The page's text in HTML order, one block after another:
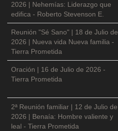
2026 | Nehemías: Liderazgo que
edifica - Roberto Stevenson E.
Reunión "Sé Sano" | 18 de Julio de
2026 | Nueva vida Nueva familia -
Tierra Prometida
Oración | 16 de Julio de 2026 -
Tierra Prometida
2ª Reunión familiar | 12 de Julio de
2026 | Benaía: Hombre valiente y
leal - Tierra Prometida